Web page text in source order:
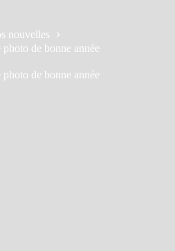
nouvelles
de bonne année
de bonne année